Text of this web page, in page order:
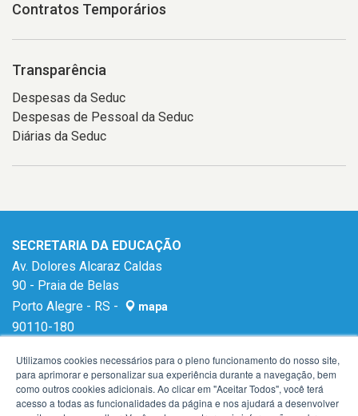
Contratos Temporários
Transparência
Despesas da Seduc
Despesas de Pessoal da Seduc
Diárias da Seduc
SECRETARIA DA EDUCAÇÃO
Av. Dolores Alcaraz Caldas
90 - Praia de Belas
Porto Alegre - RS -
mapa
90110-180
Utilizamos cookies necessários para o pleno funcionamento do nosso site,
para aprimorar e personalizar sua experiência durante a navegação, bem
como outros cookies adicionais. Ao clicar em "Aceitar Todos", você terá
acesso a todas as funcionalidades da página e nos ajudará a desenvolver